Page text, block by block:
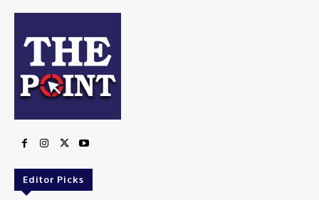
Editor Picks